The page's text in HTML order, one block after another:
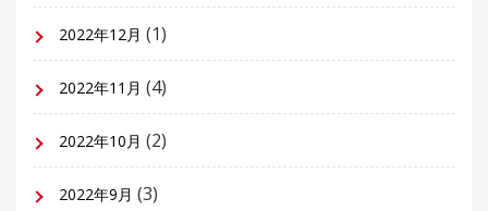
2022年12月 (1)
2022年11月 (4)
2022年10月 (2)
2022年9月 (3)